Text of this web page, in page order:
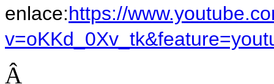
enlace:https://
Â